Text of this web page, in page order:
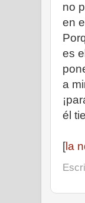
no
en
es
a
él
[la